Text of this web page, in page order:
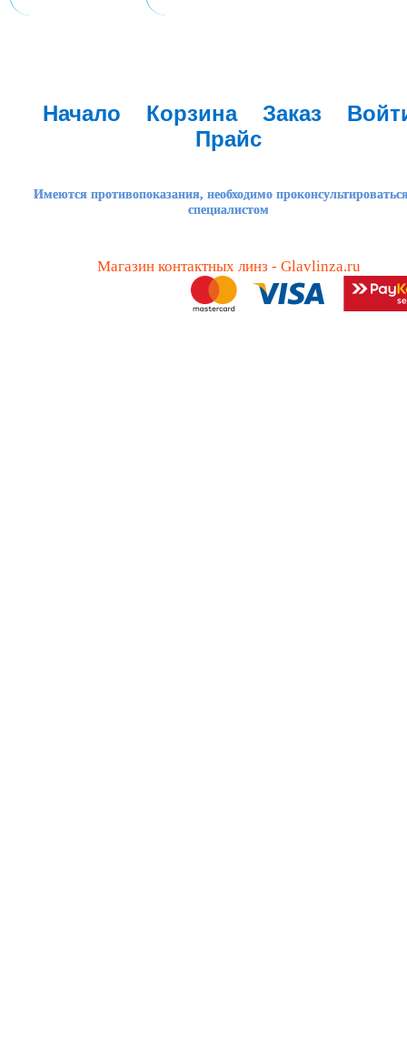
Начало Корзина Заказ
Прайс
Имеются противопоказания, необходимо
специалистом
Магазин контактных линз - Glavlinza.ru